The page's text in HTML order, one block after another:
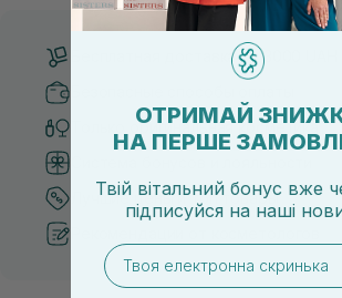
Бесплатная доставка от 3000 UAH
Только оригинальная косметика
Лучшие цены и топ товары
ОТРИМАЙ
НА ПЕРШЕ
Твій вітальний бонус вже
підписуйся на наші
email